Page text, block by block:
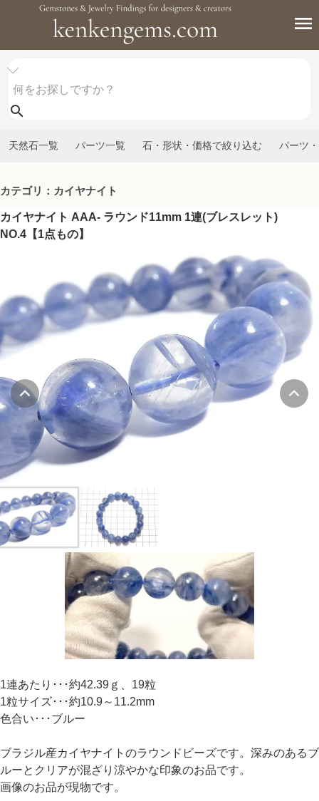
天然石一覧 パーツ一覧 石・形状・価格で絞り込む パーツ
カテゴリ：カイヤナイト
カイヤナイト AAA- ラウンド11mm 1連(ブレスレット)
NO.4【1点もの】
1連あたり･･･約42.39ｇ、19粒
1粒サイズ･･･約10.9～11.2mm
色合い･･･ブルー
ブラジル産カイヤナイトのラウンドビーズです。深みのあるブ
ルーとクリアが混ざり涼やかな印象のお品です。
画像のお品が現物です。